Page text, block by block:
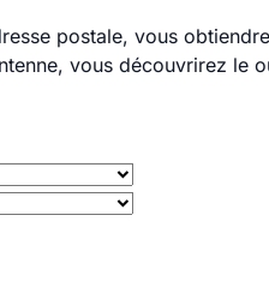
postale, vous
vous découvrirez le